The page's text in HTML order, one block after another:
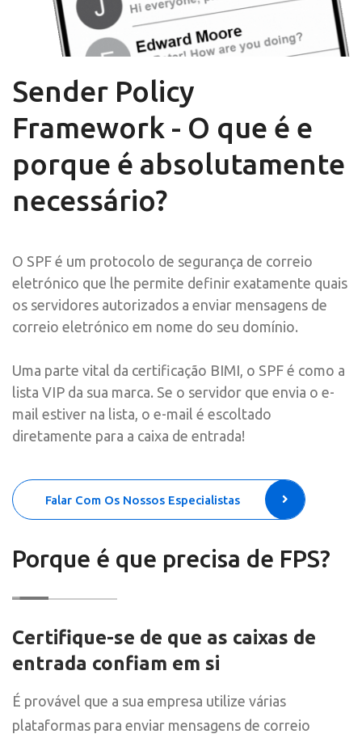
Sender Policy
Framework - O que é e
porque é absolutamente
necessário?
O SPF é um protocolo de segurança de correio
eletrónico que lhe permite definir exatamente quais
os servidores autorizados a enviar mensagens de
correio eletrónico em nome do seu domínio.
Uma parte vital da certificação BIMI, o SPF é como a
lista VIP da sua marca. Se o servidor que envia o e-
mail estiver na lista, o e-mail é escoltado
diretamente para a caixa de entrada!
Falar Com Os Nossos Especialistas
Porque é que precisa de FPS?
Certifique-se de que as caixas de
entrada confiam em si
É provável que a sua empresa utilize várias
plataformas para enviar mensagens de correio